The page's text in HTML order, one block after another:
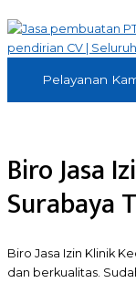
Skip
to
content
Pelayanan
Kami
Pelayanan
Biro Jasa
Surabaya
Biro Jasa Izin Klinik
dan berkualitas.